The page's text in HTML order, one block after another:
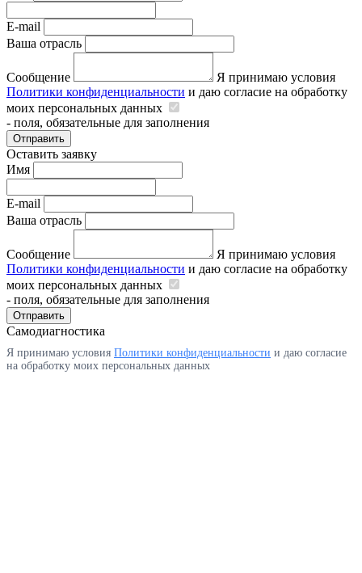
E-mail
Ваша отрасль
Сообщение
Я принимаю условия
Политики конфиденциальности и даю согласие на обработку
моих персональных данных
- поля, обязательные для заполнения
Отправить
Оставить заявку
Имя
E-mail
Ваша отрасль
Сообщение
Я принимаю условия
Политики конфиденциальности и даю согласие на обработку
моих персональных данных
- поля, обязательные для заполнения
Отправить
Самодиагностика
Я принимаю условия Политики конфиденциальности и даю согласие
на обработку моих персональных данных